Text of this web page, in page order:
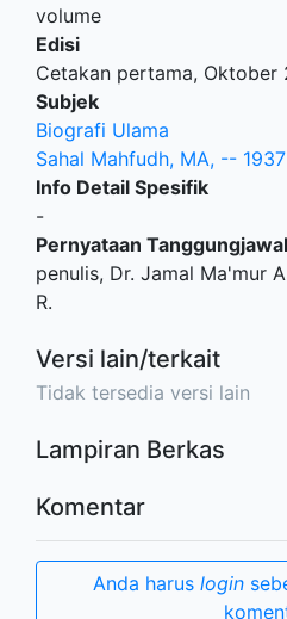
volume
Edisi
Cetakan pertama, Oktober
Subjek
Biografi Ulama
Sahal Mahfudh, MA, --
Info Detail Spesifik
-
Pernyataan
penulis, Dr. Jamal Ma'mur
R.
Versi lain/terkait
Tidak tersedia versi lain
Lampiran Berkas
Komentar
Anda harus login